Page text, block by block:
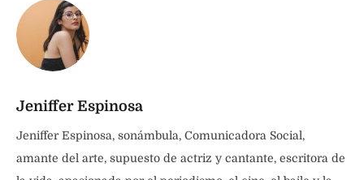
Jeniffer Espinosa
Jeniffer Espinosa, sonámbula, Comunicadora Social,
amante del arte, supuesto de actriz y cantante, escritora de